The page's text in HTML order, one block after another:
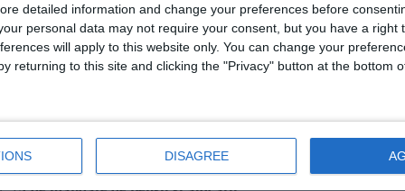
detailed information and change your preferences before
personal data may not require your consent, but you have a right
will apply to this website only. You can change your
returning to this site and clicking the "Privacy" button at the bottom
DISAGREE
beneficiar de pensie, a reclamat la oficiul poștal faptul că
a fi o simplă întârziere s-a dovedit a fi vârful unui aisberg
Naționale Poșta Română din anul 2019.
date fictive
doar cu însușirea sumelor de bani. Pentru a-și acoperi
plan laborios de falsificare a documentelor oficiale. În